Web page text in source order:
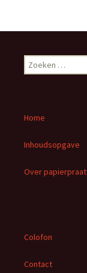
o
n
a
r
Home
Inhoudsopgave
Over papierpraat
Colofon
Contact